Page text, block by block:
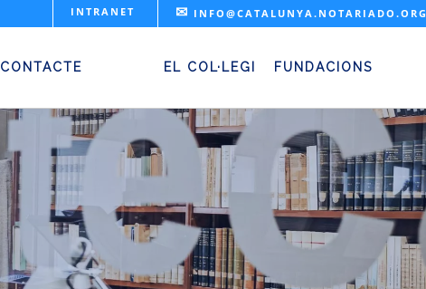
✉ INFO@CATALUNYA.NOTARIADO.ORG
INTRANET
CONTACTE EL COL·LEGI FUNDACIONS
Biblioteca